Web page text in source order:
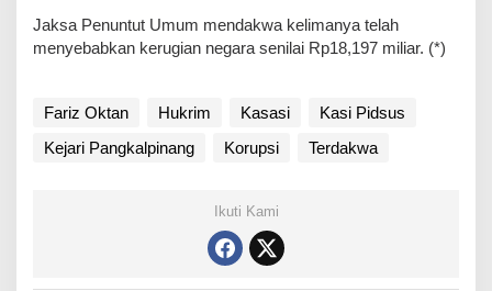
Jaksa Penuntut Umum mendakwa kelimanya telah
menyebabkan kerugian negara senilai Rp18,197 miliar. (*)
Fariz Oktan Hukrim Kasasi
Kasi Pidsus
Kejari Pangkalpinang
Korupsi Terdakwa
Ikuti Kami